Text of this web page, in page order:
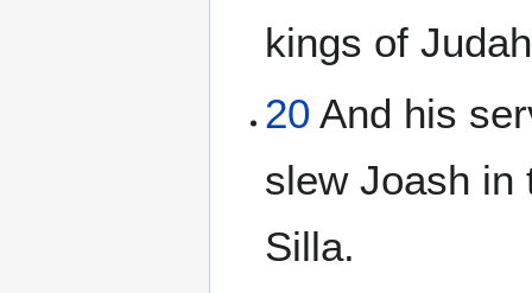
kings of
20 And his
slew Joash in
Silla.